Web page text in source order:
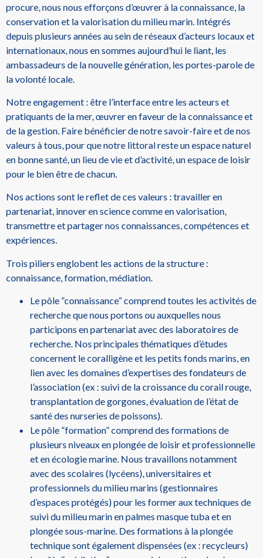
procure, nous nous efforçons d’œuvrer à la connaissance, la
conservation et la valorisation du milieu marin. Intégrés
depuis plusieurs années au sein de réseaux d’acteurs locaux et
internationaux, nous en sommes aujourd’hui le liant, les
ambassadeurs de la nouvelle génération, les portes-parole de
la volonté locale.
Notre engagement : être l’interface entre les acteurs et
pratiquants de la mer, œuvrer en faveur de la connaissance et
de la gestion. Faire bénéficier de notre savoir-faire et de nos
valeurs à tous, pour que notre littoral reste un espace naturel
en bonne santé, un lieu de vie et d’activité, un espace de loisir
pour le bien être de chacun.
Nos actions sont le reflet de ces valeurs : travailler en
partenariat, innover en science comme en valorisation,
transmettre et partager nos connaissances, compétences et
expériences.
Trois piliers englobent les actions de la structure :
connaissance, formation, médiation.
Le pôle “connaissance” comprend toutes les activités de
recherche que nous portons ou auxquelles nous
participons en partenariat avec des laboratoires de
recherche. Nos principales thématiques d’études
concernent le coralligène et les petits fonds marins, en
lien avec les domaines d’expertises des fondateurs de
l’association (ex : suivi de la croissance du corail rouge,
transplantation de gorgones, évaluation de l’état de
santé des nurseries de poissons).
Le pôle “formation” comprend des formations de
plusieurs niveaux en plongée de loisir et professionnelle
et en écologie marine. Nous travaillons notamment
avec des scolaires (lycéens), universitaires et
professionnels du milieu marins (gestionnaires
d’espaces protégés) pour les former aux techniques de
suivi du milieu marin en palmes masque tuba et en
plongée sous-marine. Des formations à la plongée
technique sont également dispensées (ex : recycleurs)